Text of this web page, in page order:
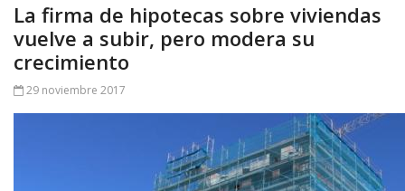
La firma de hipotecas sobre viviendas
vuelve a subir, pero modera su
crecimiento
29 noviembre 2017